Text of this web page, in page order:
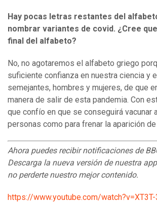
Hay pocas letras restantes del
nombrar variantes de covid. ¿Cree
final del alfabeto?
No, no agotaremos el alfabeto griego
suficiente confianza en nuestra ciencia y
semejantes, hombres y mujeres, de que
manera de salir de esta pandemia. Con
que confío en que se conseguirá vacunar
personas como para frenar la aparición
Ahora puedes recibir notificaciones de
Descarga la nueva versión de nuestra
no perderte nuestro mejor contenido.
https://www.youtube.com/watch?v=XT3T-